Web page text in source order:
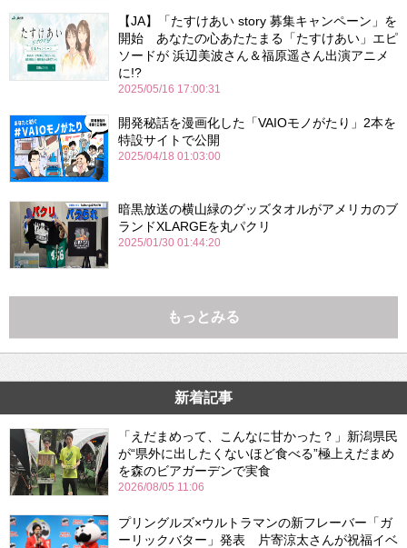
【JA】「たすけあい story 募集キャンペーン」を
開始 あなたの心あたたまる「たすけあい」エピ
ソードが 浜辺美波さん＆福原遥さん出演アニメ
に!?
2025/05/16 17:00:31
開発秘話を漫画化した「VAIOモノがたり」2本を
特設サイトで公開
2025/04/18 01:03:00
暗黒放送の横山緑のグッズタオルがアメリカのブ
ランドXLARGEを丸パクリ
2025/01/30 01:44:20
もっとみる
新着記事
「えだまめって、こんなに甘かった？」新潟県民
が“県外に出したくないほど食べる”極上えだまめ
を森のビアガーデンで実食
2026/08/05 11:06
プリングルズ×ウルトラマンの新フレーバー「ガ
ーリックバター」発表 片寄涼太さんが祝福イベ